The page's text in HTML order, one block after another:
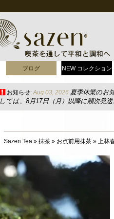
ブログ NEW コレクション
お知らせ: Aug 03, 2026 夏季休業のお
しては、8月17日（月）以降に順次発
Sazen Tea » 抹茶 » お点前用抹茶 » 上林